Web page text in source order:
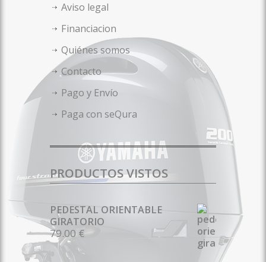
Aviso legal
Financiacion
Quiénes somos
Contacto
Pago y Envío
Paga con seQura
PRODUCTOS VISTOS
PEDESTAL ORIENTABLE
GIRATORIO
79.00 €